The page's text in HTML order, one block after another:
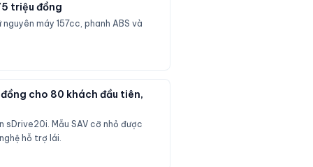
triệu đồng
máy 157cc, phanh ABS và
cho 80 khách đầu tiên,
sDrive20i. Mẫu SAV cỡ nhỏ được
hỗ trợ lái.